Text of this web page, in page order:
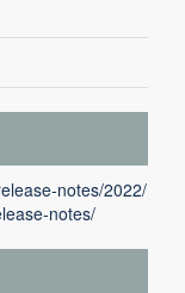
notes/2022/
notes/